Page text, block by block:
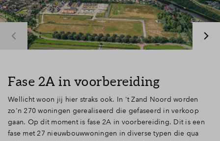
Fase 2A in voorbereiding
Wellicht woon jij hier straks ook. In 't Zand Noord worden
zo'n 270 woningen gerealiseerd die gefaseerd in verkoop
gaan. Op dit moment is fase 2A in voorbereiding. Dit is een
fase met 27 nieuwbouwwoningen in diverse typen die qua